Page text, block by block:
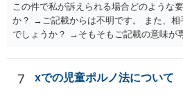
この件で私が訴えられる場合どのような
か？ →ご記載からは不明です。 また、相
でしょうか？ →そもそもご記載の意味が
らご相談になることをお勧めいたします。
7 xでの児童ポルノ法について